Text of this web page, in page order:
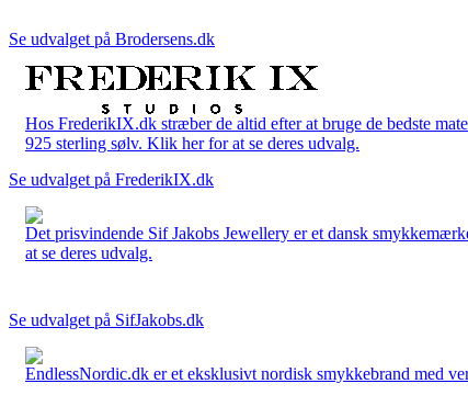
Se udvalget på Brodersens.dk
Hos FrederikIX.dk stræber de altid efter at bruge de bedste
925 sterling sølv. Klik her for at se deres udvalg.
Se udvalget på FrederikIX.dk
Det prisvindende Sif Jakobs Jewellery er et dansk
at se deres udvalg.
Se udvalget på SifJakobs.dk
EndlessNordic.dk er et eksklusivt nordisk smykkebrand med